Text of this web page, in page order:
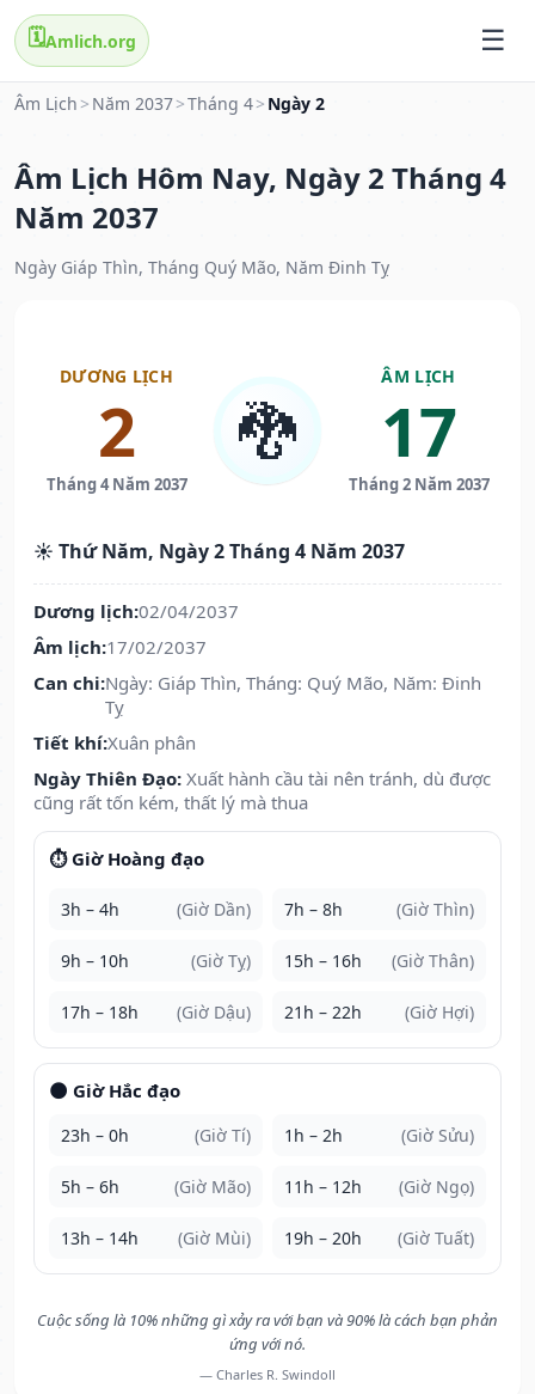
🗓️Amlich.org
Âm Lịch > Năm 2037>Tháng 4> Ngày 2
Âm Lịch Hôm Nay, Ngày 2 Tháng 4
Năm 2037
Ngày Giáp Thìn, Tháng Quý Mão, Năm Đinh Tỵ
DƯƠNG LỊCH
2
Tháng 4 Năm 2037
🐉
ÂM LỊCH
17
Tháng 2 Năm 2037
☀️ Thứ Năm, Ngày 2 Tháng 4 Năm 2037
Dương lịch:02/04/2037
Âm lịch:17/02/2037
Can chi:Ngày: Giáp Thìn, Tháng: Quý Mão, Năm: Đinh
Tỵ
Tiết khí:Xuân phân
Ngày Thiên Đạo: Xuất hành cầu tài nên tránh, dù được
cũng rất tốn kém, thất lý mà thua
⏱️ Giờ Hoàng đạo
3h – 4h (Giờ Dần) 7h – 8h (Giờ Thìn)
9h – 10h (Giờ Tỵ) 15h – 16h (Giờ Thân)
17h – 18h (Giờ Dậu) 21h – 22h (Giờ Hợi)
🌑 Giờ Hắc đạo
23h – 0h (Giờ Tí) 1h – 2h (Giờ Sửu)
5h – 6h (Giờ Mão) 11h – 12h (Giờ Ngọ)
13h – 14h (Giờ Mùi) 19h – 20h (Giờ Tuất)
Cuộc sống là 10% những gì xảy ra với bạn và 90% là cách bạn phản
ứng với nó.
— Charles R. Swindoll